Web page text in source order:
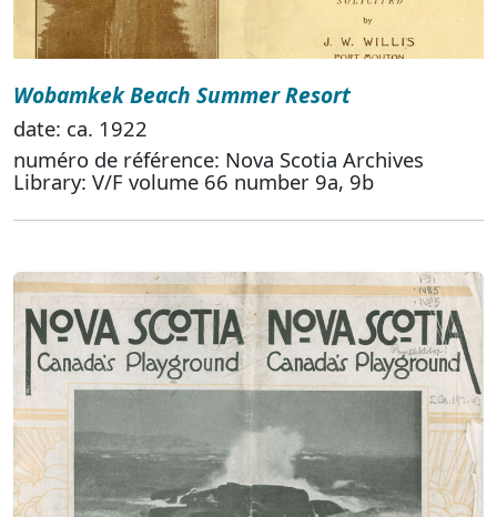
Wobamkek Beach Summer Resort
date: ca. 1922
numéro de référence: Nova Scotia Archives
Library: V/F volume 66 number 9a, 9b